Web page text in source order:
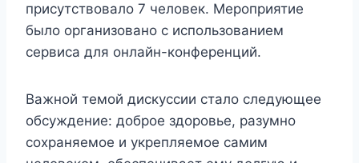
присутствовало 7 человек. Мероприятие
было организовано с использованием
сервиса для онлайн-конференций.
Важной темой дискуссии стало следующее
обсуждение: доброе здоровье, разумно
сохраняемое и укрепляемое самим